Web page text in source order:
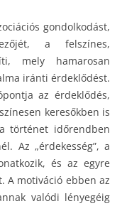
gondolkodást,
a felszínes,
mely hamarosan
iránti érdeklődést.
az érdeklődés,
keresőkben is
történet időrendben
Az „érdekesség”, a
és az egyre
A motiváció ebben az
valódi lényegéig